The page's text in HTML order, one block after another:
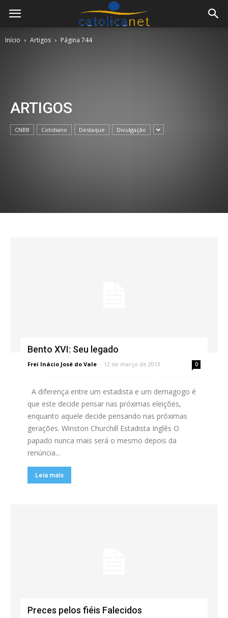
Início Artigos Página 744
ARTIGOS
CNBB Cotidiano Destaque Divulgação
Bento XVI: Seu legado
Frei Inácio José do Vale - 12 de março de 2013 0
A diferença entre um estadista e um demagogo é
que este decide pensar nas próximas eleições,
enquanto aquele decide pensando nas próximas
gerações. Winston Churchill Estadista Inglês O
papado nunca mais será o mesmo depois da
renúncia...
Leia mais
Preces pelos fiéis Falecidos